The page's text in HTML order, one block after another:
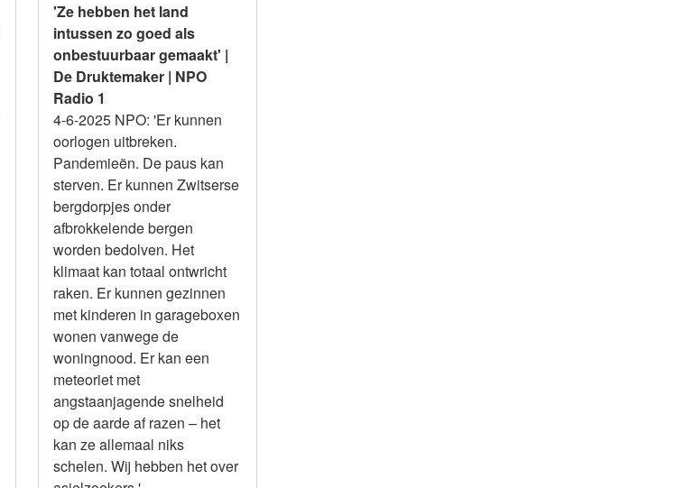
'Ze hebben het land
intussen zo goed als
onbestuurbaar gemaakt' |
De Druktemaker | NPO
Radio 1
4-6-2025 NPO: 'Er kunnen
oorlogen uitbreken.
Pandemieën. De paus kan
sterven. Er kunnen Zwitserse
bergdorpjes onder
afbrokkelende bergen
worden bedolven. Het
klimaat kan totaal ontwricht
raken. Er kunnen gezinnen
met kinderen in garageboxen
wonen vanwege de
woningnood. Er kan een
meteoriet met
angstaanjagende snelheid
op de aarde af razen – het
kan ze allemaal niks
schelen. Wij hebben het over